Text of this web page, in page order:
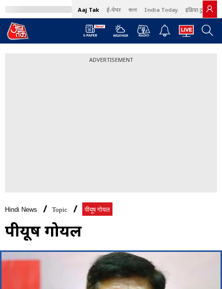
Aaj Tak ई-पेपर বাংলা India Today इंडिया टुडे हिंदी
ADVERTISEMENT
Hindi News Topic पीयूष गोयल
पीयूष गोयल